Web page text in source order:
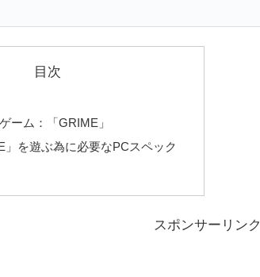
目次
ーム：「GRIME」
」を遊ぶ為に必要なPCスペック
スポンサーリンク